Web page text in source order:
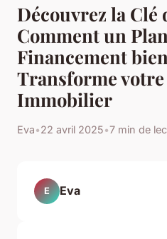
Découvrez la Clé
Comment un
Financement
Transforme
Immobilier
Eva•22 avril 2025•7 min de
E Eva